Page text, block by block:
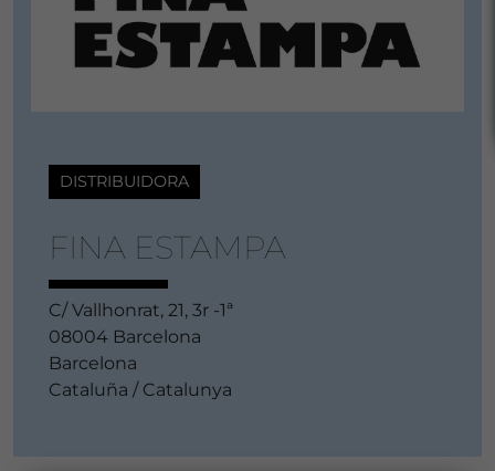
DISTRIBUIDORA
FINA ESTAMPA
C/ Vallhonrat, 21, 3r -1ª
08004 Barcelona
Barcelona
Cataluña / Catalunya